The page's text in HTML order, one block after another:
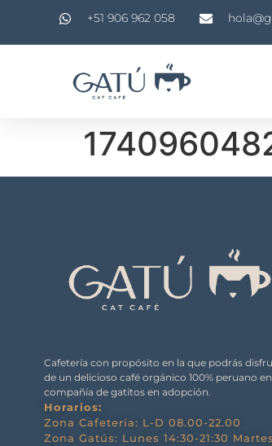
+51 906 962 058
Cafetería con propósito en la que podrás
de un delicioso café orgánico 100% peruano en
compañía de gatitos en adopción.
Horarios:
Zona Cafetería: L-D 08.00-22.00
Zona Gatús: Lunes 14:30-21:30